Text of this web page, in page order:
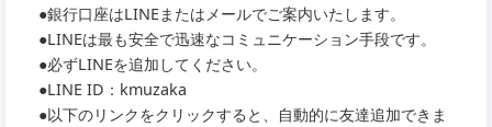
●銀行口座はLINEまたはメールでご案内いたします。
●LINEは最も安全で迅速なコミュニケーション手段です。
●必ずLINEを追加してください。
●LINE ID：kmuzaka
●以下のリンクをクリックすると、自動的に友達追加できま